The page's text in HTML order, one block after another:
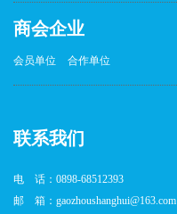
商会企业
会员单位 合作单位
联系我们
电 话：0898-68512393
邮 箱：gaozhoushanghui@163.com